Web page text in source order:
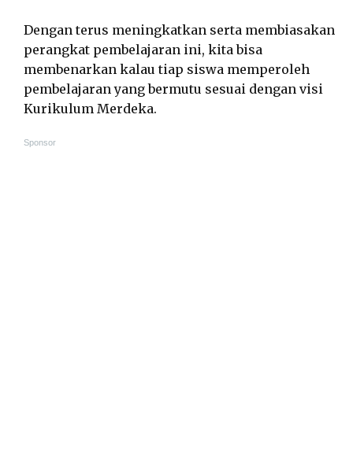
Dengan terus meningkatkan serta membiasakan
perangkat pembelajaran ini, kita bisa
membenarkan kalau tiap siswa memperoleh
pembelajaran yang bermutu sesuai dengan visi
Kurikulum Merdeka.
Sponsor